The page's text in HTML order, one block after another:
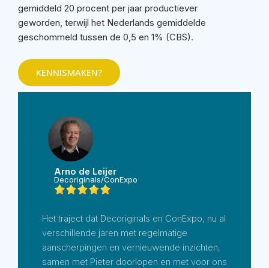
gemiddeld 20 procent per jaar productiever
geworden, terwijl het Nederlands gemiddelde
geschommeld tussen de 0,5 en 1% (CBS).
KENNISMAKEN?
Arno de Leijer
Decoriginals/ConExpo
Het traject dat Decoriginals en ConExpo, nu al
verschillende jaren met regelmatige
aanscherpingen en vernieuwende inzichten,
samen met Pieter doorlopen en met voor ons